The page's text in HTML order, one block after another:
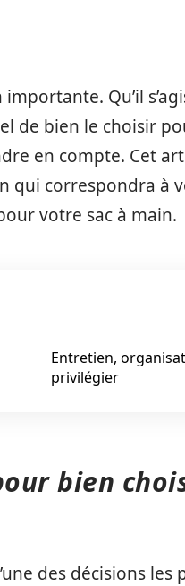
Qu’il
de bien le choisir
en compte. Cet
qui correspondra à
votre sac à main.
Entretien,
privilégier
bien
des décisions les